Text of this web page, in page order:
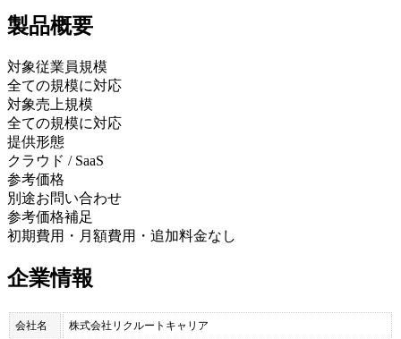
製品概要
対象従業員規模
全ての規模に対応
対象売上規模
全ての規模に対応
提供形態
クラウド / SaaS
参考価格
別途お問い合わせ
参考価格補足
初期費用・月額費用・追加料金なし
企業情報
会社名 株式会社リクルートキャリア